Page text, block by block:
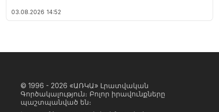
03.08.2026 14:52
© 1996 - 2026 «ԱՌԿԱ» Լրատվական
Գործակալություն։ Բոլոր իրավունքները
պաշտպանված են։